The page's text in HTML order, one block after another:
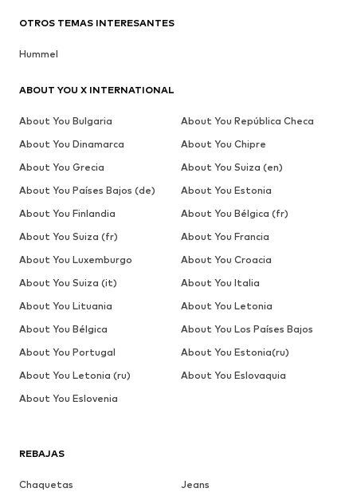
REBAJAS
Chaquetas
Jeans
OTROS TEMAS INTERESANTES
Hummel
ABOUT YOU X INTERNATIONAL
About You Bulgaria
About You República Checa
About You Dinamarca
About You Chipre
About You Grecia
About You Suiza (en)
About You Países Bajos (de)
About You Estonia
About You Finlandia
About You Bélgica (fr)
About You Suiza (fr)
About You Francia
About You Luxemburgo
About You Croacia
About You Suiza (it)
About You Italia
About You Lituania
About You Letonia
About You Bélgica
About You Los Países Bajos
About You Portugal
About You Estonia(ru)
About You Letonia (ru)
About You Eslovaquia
About You Eslovenia